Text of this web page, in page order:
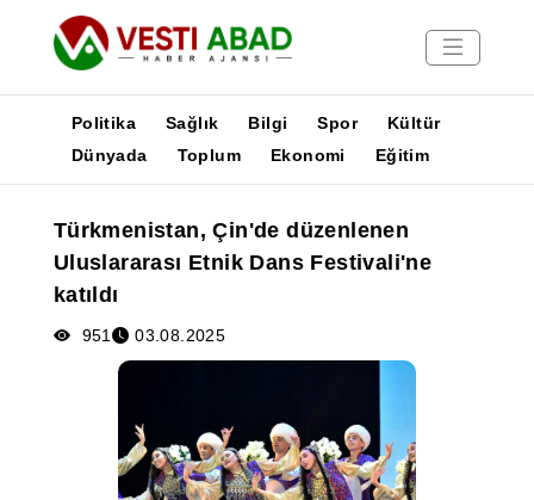
Yayınlar
Medya
Poster
Politika Sağlık Bilgi Spor
Kültür
Dünyada
Toplum Ekonomi Eğitim
Türkmenistan, Çin'de düzenlenen
Uluslararası Etnik Dans Festivali'ne
katıldı
951 03.08.2025